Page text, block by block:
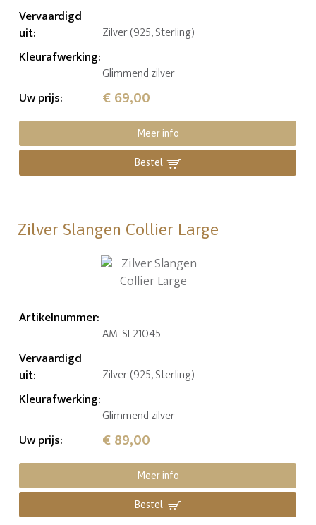
Vervaardigd
uit: Zilver (925, Sterling)
Kleurafwerking:
Glimmend zilver
Uw prijs: € 69,00
Meer info
Bestel
Zilver Slangen Collier Large
Artikelnummer:
AM-SL21045
Vervaardigd
uit: Zilver (925, Sterling)
Kleurafwerking:
Glimmend zilver
Uw prijs: € 89,00
Meer info
Bestel